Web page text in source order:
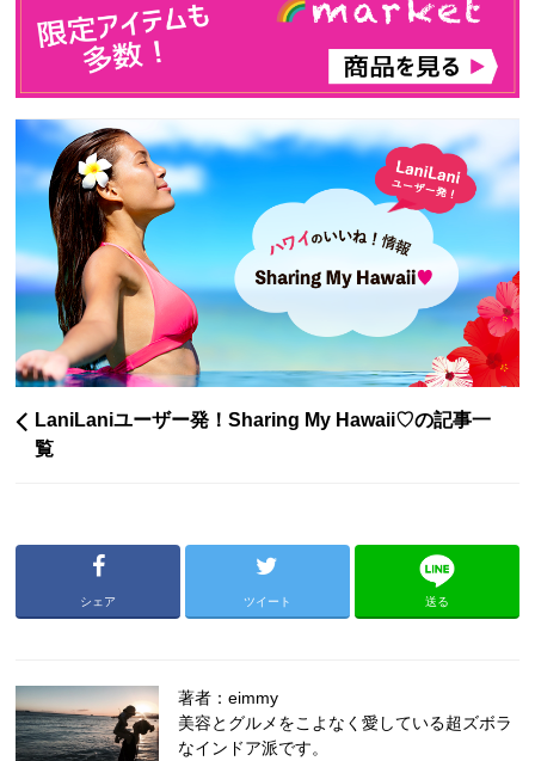
LaniLaniユーザー発！Sharing My Hawaii♡の記事一
覧
シェア ツイート 送る
著者：eimmy
美容とグルメをこよなく愛している超ズボラ
なインドア派です。